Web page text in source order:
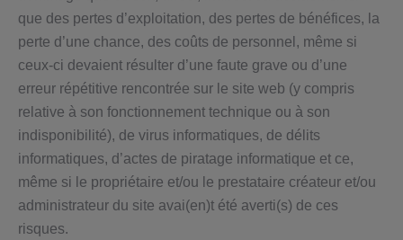
que des pertes d’exploitation, des pertes de bénéfices, la
perte d’une chance, des coûts de personnel, même si
ceux-ci devaient résulter d’une faute grave ou d’une
erreur répétitive rencontrée sur le site web (y compris
relative à son fonctionnement technique ou à son
indisponibilité), de virus informatiques, de délits
informatiques, d’actes de piratage informatique et ce,
même si le propriétaire et/ou le prestataire créateur et/ou
administrateur du site avai(en)t été averti(s) de ces
risques.